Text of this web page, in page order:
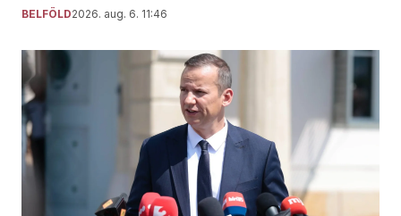
BELFÖLD2026. aug. 6. 11:46